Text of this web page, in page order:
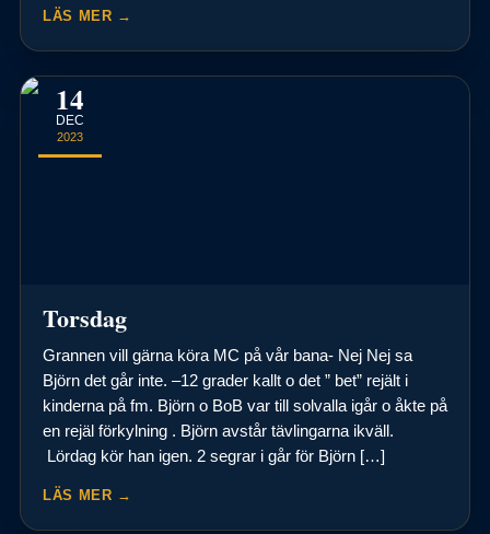
LÄS MER →
14
DEC
2023
Torsdag
Grannen vill gärna köra MC på vår bana- Nej Nej sa
Björn det går inte. –12 grader kallt o det ” bet” rejält i
kinderna på fm. Björn o BoB var till solvalla igår o åkte på
en rejäl förkylning . Björn avstår tävlingarna ikväll.
Lördag kör han igen. 2 segrar i går för Björn […]
LÄS MER →